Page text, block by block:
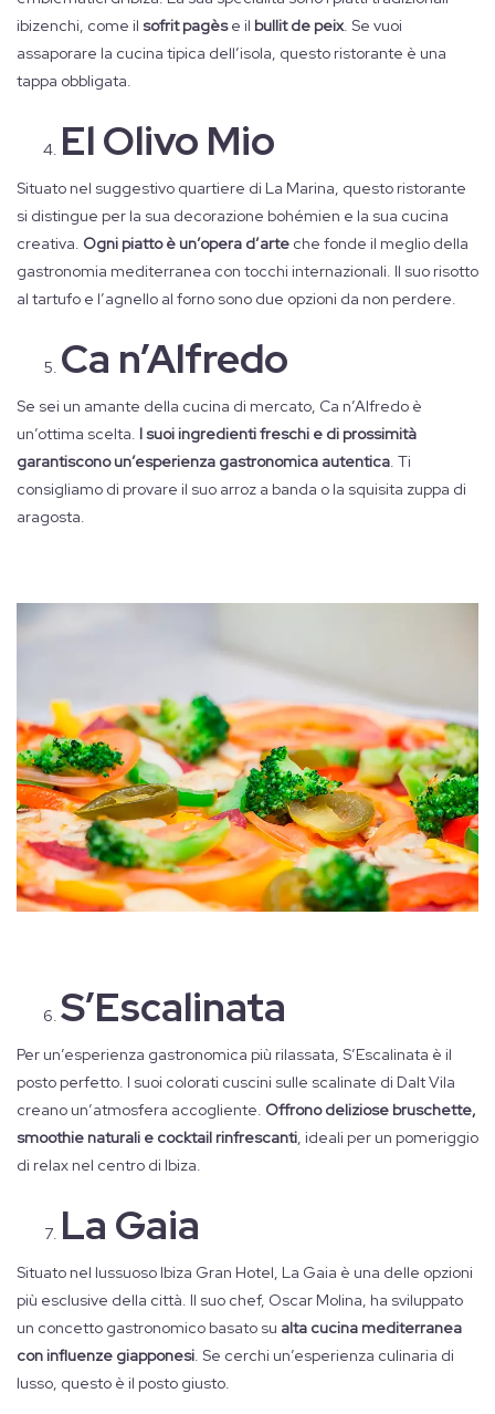
ibizenchi, come il sofrit pagèse il bullit de peix. Se vuoi
assaporare la cucina tipica dell’isola, questo ristorante è una
tappa obbligata.
El Olivo Mio
Situato nel suggestivo quartiere di La Marina, questo ristorante
si distingue per la sua decorazione bohémien e la sua cucina
creativa. Ogni piatto è un’opera d’arte che fonde il meglio della
gastronomia mediterranea con tocchi internazionali. Il suo risotto
al tartufo e l’agnello al forno sono due opzioni da non perdere.
Ca n’Alfredo
Se sei un amante della cucina di mercato, Ca n’Alfredo è
un’ottima scelta. I suoi ingredienti freschi e di prossimità
garantiscono un’esperienza gastronomica autentica. Ti
consigliamo di provare il suo arroz a banda o la squisita zuppa di
aragosta.
S’Escalinata
Per un’esperienza gastronomica più rilassata, S’Escalinata è il
posto perfetto. I suoi colorati cuscini sulle scalinate di Dalt Vila
creano un’atmosfera accogliente. Offrono deliziose bruschette,
smoothie naturali e cocktail rinfrescanti, ideali per un pomeriggio
di relax nel centro di Ibiza.
La Gaia
Situato nel lussuoso Ibiza Gran Hotel, La Gaia è una delle opzioni
più esclusive della città. Il suo chef, Oscar Molina, ha sviluppato
un concetto gastronomico basato su alta cucina mediterranea
con influenze giapponesi. Se cerchi un’esperienza culinaria di
lusso, questo è il posto giusto.